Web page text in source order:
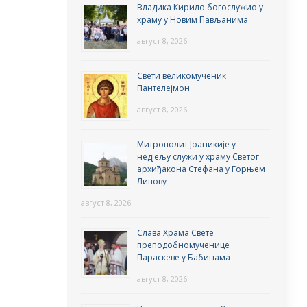
Владика Кирило богослужио у
храму у Новим Пављанима
август 8, 2026
Свети великомученик
Пантелејмон
август 8, 2026
Митрополит Јоаникије у
недјељу служи у храму Светог
архиђакона Стефана у Горњем
Липову
август 8, 2026
Слава Храма Свете
преподобномученице
Параскеве у Бабинама
август 8, 2026